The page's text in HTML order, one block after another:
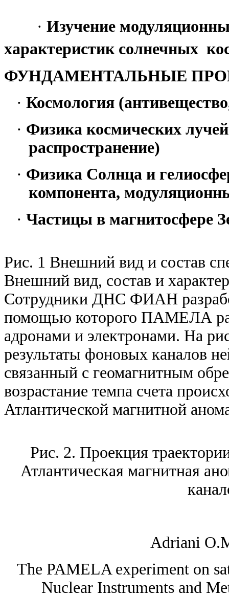
· Изучение
характеристик солнечных
ФУНДАМЕНТАЛЬНЫЕ
· Космология
· Физика космических
распространение)
· Физика Солнца и
компонента,
· Частицы в магнитосфере
Рис. 1 Внешний вид и состав
Внешний вид, состав и
Сотрудники ДНС ФИАН
помощью которого ПАМЕЛА
адронами и электронами. На
результаты фоновых каналов
связанный с геомагнитным
возрастание темпа счета
Атлантической магнитной
Рис. 2. Проекция
Атлантическая магнитная
Adriani
The PAMELA experiment on
Nuclear Instruments and